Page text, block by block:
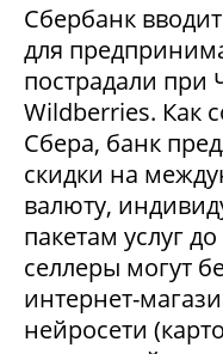
Сбербанк
для
пострадали при
Wildberries. Как
Сбера, банк
скидки на
валюту,
пакетам услуг
селлеры могут
интернет-
нейросети